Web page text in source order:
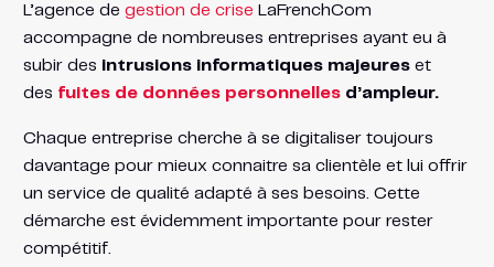
L’agence de gestion de crise LaFrenchCom
accompagne de nombreuses entreprises ayant eu à
subir des intrusions informatiques majeureset
des fuites de données personnellesd’ampleur.
Chaque entreprise cherche à se digitaliser toujours
davantage pour mieux connaitre sa clientèle et lui offrir
un service de qualité adapté à ses besoins. Cette
démarche est évidemment importante pour rester
compétitif.